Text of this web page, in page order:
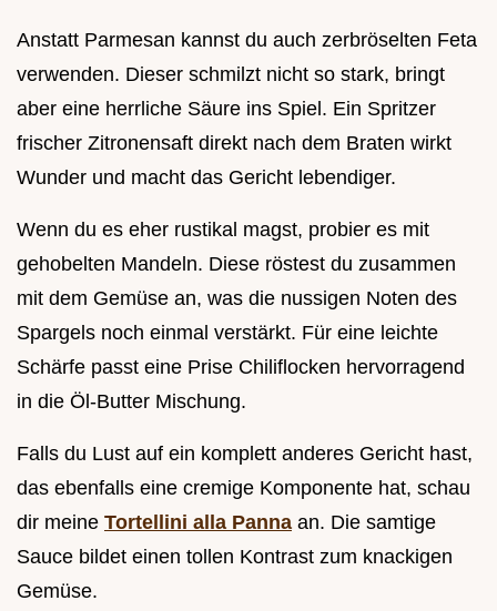
Anstatt Parmesan kannst du auch zerbröselten Feta
verwenden. Dieser schmilzt nicht so stark, bringt
aber eine herrliche Säure ins Spiel. Ein Spritzer
frischer Zitronensaft direkt nach dem Braten wirkt
Wunder und macht das Gericht lebendiger.
Wenn du es eher rustikal magst, probier es mit
gehobelten Mandeln. Diese röstest du zusammen
mit dem Gemüse an, was die nussigen Noten des
Spargels noch einmal verstärkt. Für eine leichte
Schärfe passt eine Prise Chiliflocken hervorragend
in die Öl-Butter Mischung.
Falls du Lust auf ein komplett anderes Gericht hast,
das ebenfalls eine cremige Komponente hat, schau
dir meine Tortellini alla Panna an. Die samtige
Sauce bildet einen tollen Kontrast zum knackigen
Gemüse.